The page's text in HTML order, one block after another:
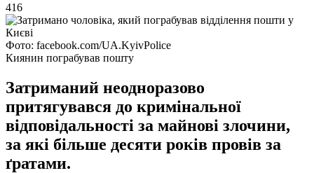
416
Фото: facebook.com/UA.KyivPolice
Киянин пограбував пошту
Затриманий неодноразово
притягувався до кримінальної
відповідальності за майнові злочини,
за які більше десяти років провів за
ґратами.